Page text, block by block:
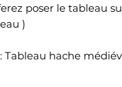
poser le tableau
)
Tableau hache